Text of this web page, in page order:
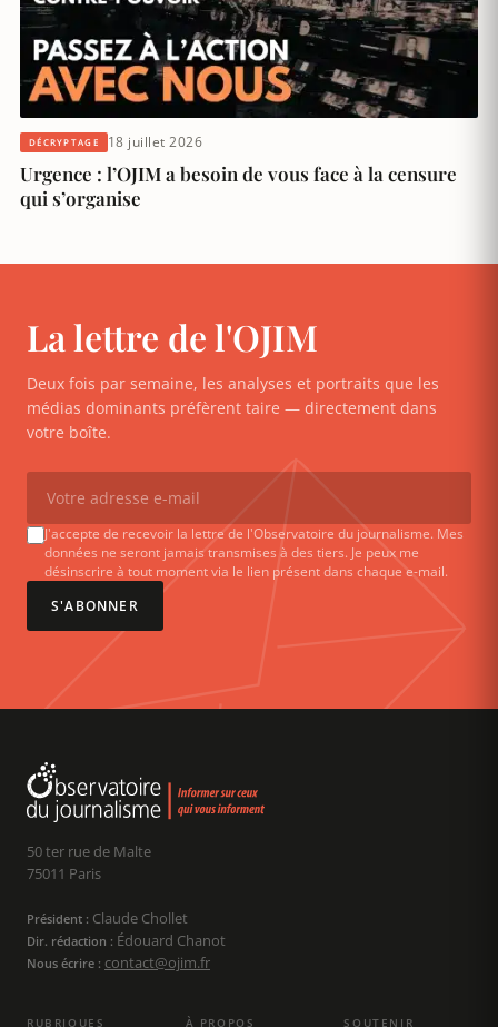
DÉCRYPTAGE 18 juillet 2026
Urgence : l’OJIM a besoin de vous face à la censure
qui s’organise
La lettre de l'OJIM
Deux fois par semaine, les analyses et portraits que les
médias dominants préfèrent taire — directement dans
votre boîte.
J'accepte de recevoir la lettre de l'Observatoire du journalisme. Mes
données ne seront jamais transmises à des tiers. Je peux me
désinscrire à tout moment via le lien présent dans chaque e-mail.
S'ABONNER
50 ter rue de Malte
75011 Paris
Président : Claude Chollet
Dir. rédaction : Édouard Chanot
Nous écrire : contact@ojim.fr
RUBRIQUES À PROPOS SOUTENIR